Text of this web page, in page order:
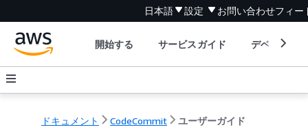
日本語 設定 お問い合わせフィー
開始する サービスガイド デベロッパ
ドキュメント CodeCommit ユーザーガイド